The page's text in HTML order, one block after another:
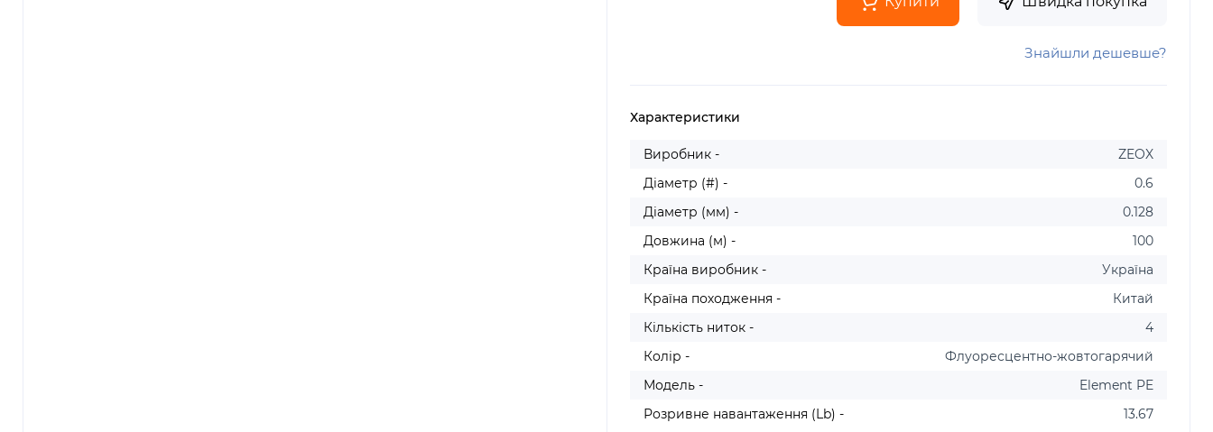
Знайшли дешевше?
Характеристики
Виробник -
ZEOX
Діаметр (#) -
0.6
Діаметр (мм) -
0.128
Довжина (м) -
100
Країна виробник -
Україна
Країна походження -
Китай
Кількість ниток -
4
Колір -
Флуоресцентно-жовтогарячий
Модель -
Element PE
Розривне навантаження (Lb) -
13.67